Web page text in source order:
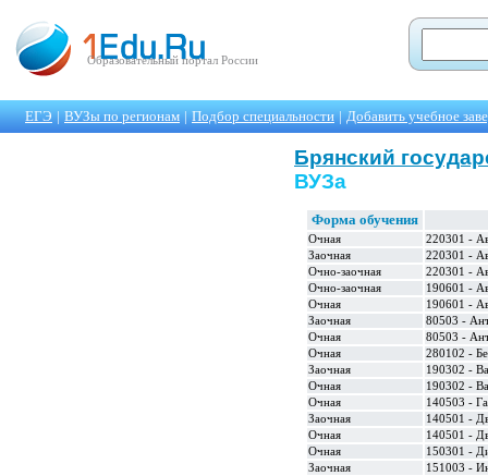
Образовательный портал России
ЕГЭ | ВУЗы по регионам | Подбор специальности | Добавить учебное
Брянский
ВУЗа
Форма обучения
Очная
220301 -
Заочная
220301 -
Очно-заочная
220301 -
Очно-заочная
190601 -
Очная
190601 -
Заочная
80503 -
Очная
80503 -
Очная
280102 -
Заочная
190302 -
Очная
190302 -
Очная
140503 -
Заочная
140501 -
Очная
140501 -
Очная
150301 -
Заочная
151003 -